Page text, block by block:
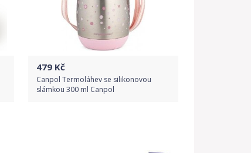
479 Kč
Canpol Termoláhev se silikonovou
slámkou 300 ml Canpol